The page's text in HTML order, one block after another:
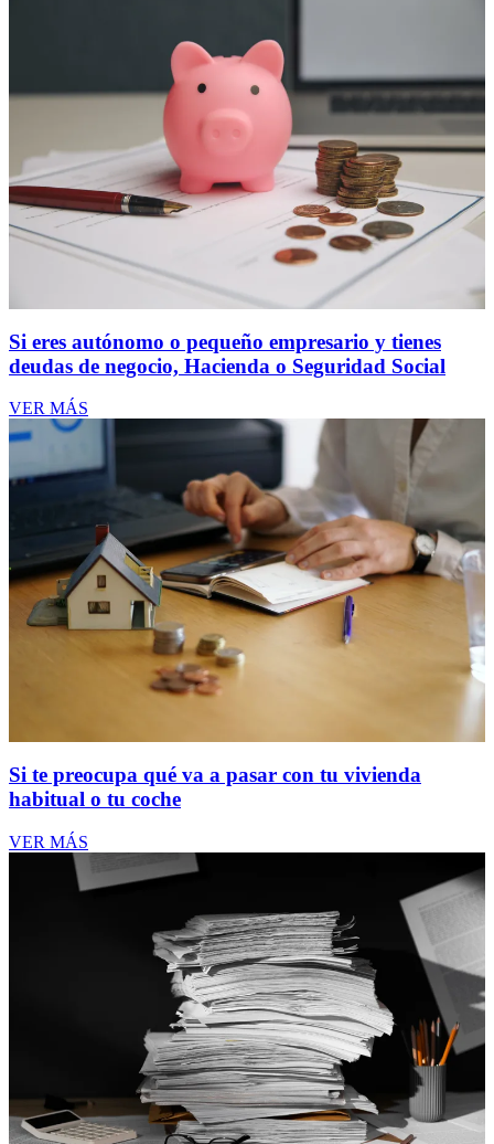
Si eres autónomo o pequeño empresario y tienes
deudas de negocio, Hacienda o Seguridad Social
VER MÁS
Si te preocupa qué va a pasar con tu vivienda
habitual o tu coche
VER MÁS